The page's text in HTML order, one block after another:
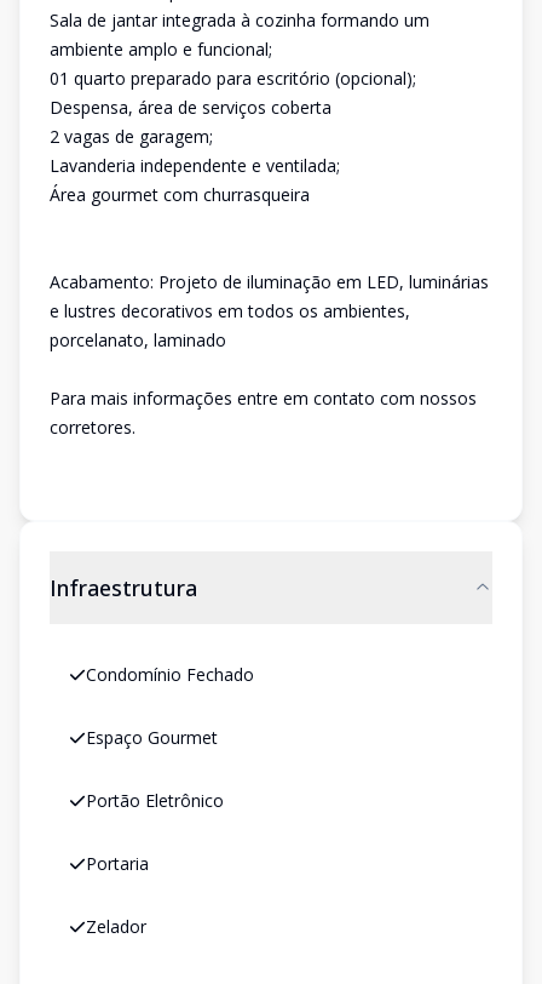
Sala de jantar integrada à cozinha formando um
ambiente amplo e funcional;
01 quarto preparado para escritório (opcional);
Despensa, área de serviços coberta
2 vagas de garagem;
Lavanderia independente e ventilada;
Área gourmet com churrasqueira
Acabamento: Projeto de iluminação em LED, luminárias
e lustres decorativos em todos os ambientes,
porcelanato, laminado
Para mais informações entre em contato com nossos
corretores.
Infraestrutura
Condomínio Fechado
Espaço Gourmet
Portão Eletrônico
Portaria
Zelador